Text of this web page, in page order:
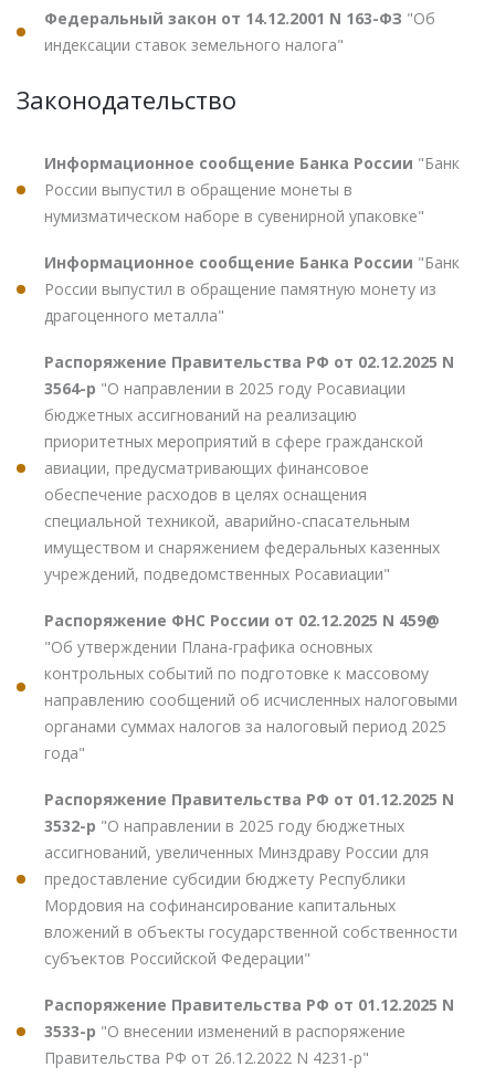
Федеральный закон от 14.12.2001 N 163-ФЗ "Об
индексации ставок земельного налога"
Законодательство
Информационное сообщение Банка России "Банк
России выпустил в обращение монеты в
нумизматическом наборе в сувенирной упаковке"
Информационное сообщение Банка России "Банк
России выпустил в обращение памятную монету из
драгоценного металла"
Распоряжение Правительства РФ от 02.12.2025 N
3564-р "О направлении в 2025 году Росавиации
бюджетных ассигнований на реализацию
приоритетных мероприятий в сфере гражданской
авиации, предусматривающих финансовое
обеспечение расходов в целях оснащения
специальной техникой, аварийно-спасательным
имуществом и снаряжением федеральных казенных
учреждений, подведомственных Росавиации"
Распоряжение ФНС России от 02.12.2025 N 459@
"Об утверждении Плана-графика основных
контрольных событий по подготовке к массовому
направлению сообщений об исчисленных налоговыми
органами суммах налогов за налоговый период 2025
года"
Распоряжение Правительства РФ от 01.12.2025 N
3532-р "О направлении в 2025 году бюджетных
ассигнований, увеличенных Минздраву России для
предоставление субсидии бюджету Республики
Мордовия на софинансирование капитальных
вложений в объекты государственной собственности
субъектов Российской Федерации"
Распоряжение Правительства РФ от 01.12.2025 N
3533-р "О внесении изменений в распоряжение
Правительства РФ от 26.12.2022 N 4231-р"